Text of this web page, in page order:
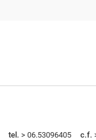
tel. > 06.53096405 c.f.